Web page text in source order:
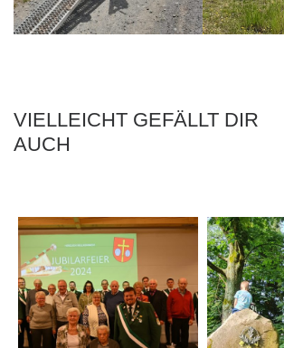
VIELLEICHT GEFÄLLT DIR
AUCH